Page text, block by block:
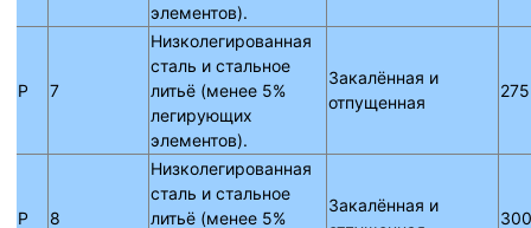
элементов).
P 7
Низколегированная
сталь и стальное
литьё (менее 5%
легирующих
элементов).
Закалённая и
отпущенная
P 8
Низколегированная
сталь и стальное
литьё (менее 5%
Закалённая и